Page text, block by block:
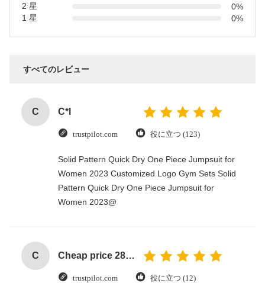
2 星
0%
1 星
0%
すべてのレビュー
C C*l
trustpilot.com 役に立つ (123)
Solid Pattern Quick Dry One Piece Jumpsuit for
Women 2023 Customized Logo Gym Sets Solid
Pattern Quick Dry One Piece Jumpsuit for
Women 2023@
C Cheap price 28mm Aluminium Curtain Rod 1.2mm thickness with plastic final
trustpilot.com 役に立つ (12)